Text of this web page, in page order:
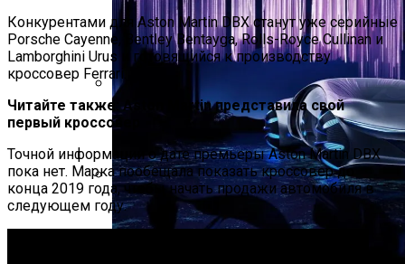
Назван Способ Быстро Восстановить
Организм После Праздников
Женщине, Подкупавшей Избирателей,
Грозит Тюрьма
Конкурентами для Aston Martin DBX станут уже серийные
Porsche Cayenne, Bentley Bentayga, Rolls-Royce Cullinan и
Lamborghini Urus и готовящийся к производству
кроссовер Ferrari.
Читайте также: Aston Martin представила свой
первый кроссовер
Точной информации о дате премьеры Aston Martin DBX
пока нет. Марка пообещала показать кроссовер до
конца 2019 года, чтобы начать продажи автомобиля в
следующем году.